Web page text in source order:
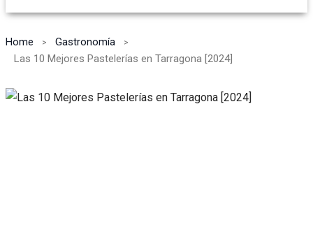
Home
Gastronomía
Las 10 Mejores Pastelerías en Tarragona [2024]